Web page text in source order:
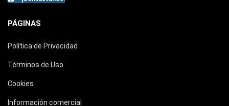
PÁGINAS
Política de Privacidad
Términos de Uso
Cookies
Información comercial